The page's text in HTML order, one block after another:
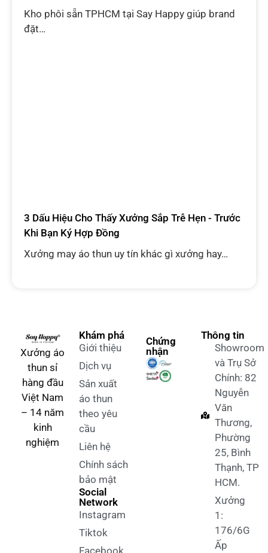
Kho phôi sẵn TPHCM tại Say Happy giúp brand
đặt…
3 Dấu Hiệu Cho Thấy Xưởng Sắp Trễ Hẹn - Trước
Khi Bạn Ký Hợp Đồng
Xưởng may áo thun uy tín khác gì xưởng hay…
Xưởng áo
thun sỉ
hàng đầu
Việt Nam
– 14 năm
kinh
nghiệm
Khám phá
Giới thiệu
Dịch vụ
Sản xuất
áo thun
theo yêu
cầu
Liên hệ
Chính sách
bảo mật
Social
Network
Instagram
Tiktok
Facebook
Chứng
nhận
Thông tin
Showroom
và Trụ Sở
Chính: 82
Nguyễn
Văn
Thương,
Phường
25, Bình
Thạnh, TP
HCM.
Xưởng
1:
176/6G
Ấp